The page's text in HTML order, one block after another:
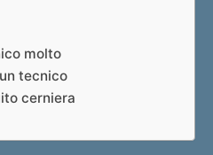
molto
tecnico
cerniera